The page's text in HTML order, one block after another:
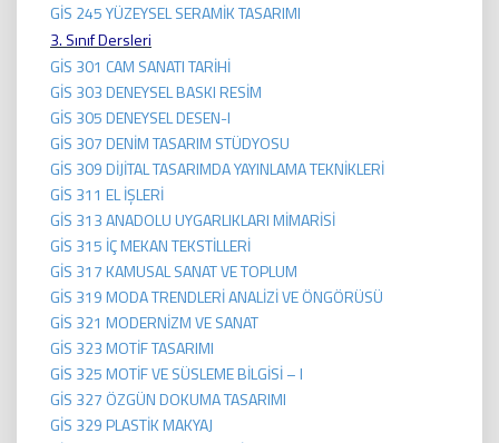
GİS 245 YÜZEYSEL SERAMİK TASARIMI
3. Sınıf Dersleri
GİS 301 CAM SANATI TARİHİ
GİS 303 DENEYSEL BASKI RESİM
GİS 305 DENEYSEL DESEN-I
GİS 307 DENİM TASARIM STÜDYOSU
GİS 309 DİJİTAL TASARIMDA YAYINLAMA TEKNİKLERİ
GİS 311 EL İŞLERİ
GİS 313 ANADOLU UYGARLIKLARI MİMARİSİ
GİS 315 İÇ MEKAN TEKSTİLLERİ
GİS 317 KAMUSAL SANAT VE TOPLUM
GİS 319 MODA TRENDLERİ ANALİZİ VE ÖNGÖRÜSÜ
GİS 321 MODERNİZM VE SANAT
GİS 323 MOTİF TASARIMI
GİS 325 MOTİF VE SÜSLEME BİLGİSİ – I
GİS 327 ÖZGÜN DOKUMA TASARIMI
GİS 329 PLASTİK MAKYAJ